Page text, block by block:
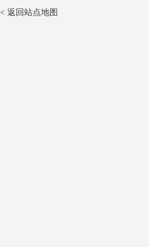
【ELWIS ROYAL】1515449
< 返回站点地图